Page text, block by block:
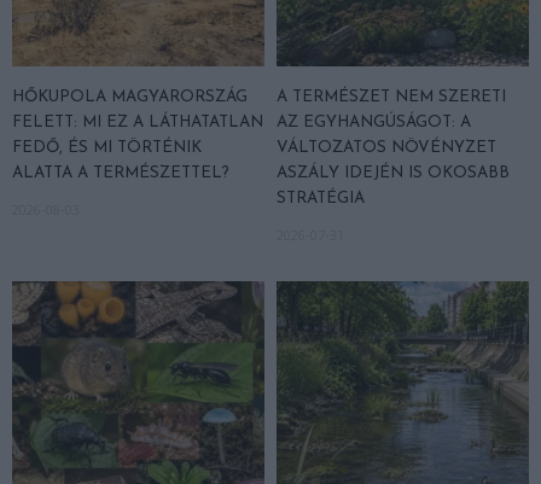
HŐKUPOLA MAGYARORSZÁG
FELETT: MI EZ A LÁTHATATLAN
FEDŐ, ÉS MI TÖRTÉNIK
ALATTA A TERMÉSZETTEL?
A TERMÉSZET NEM SZERETI
AZ EGYHANGÚSÁGOT: A
VÁLTOZATOS NÖVÉNYZET
ASZÁLY IDEJÉN IS OKOSABB
STRATÉGIA